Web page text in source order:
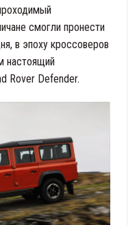
смогли пронести
в эпоху кроссоверов
настоящий
Rover Defender.